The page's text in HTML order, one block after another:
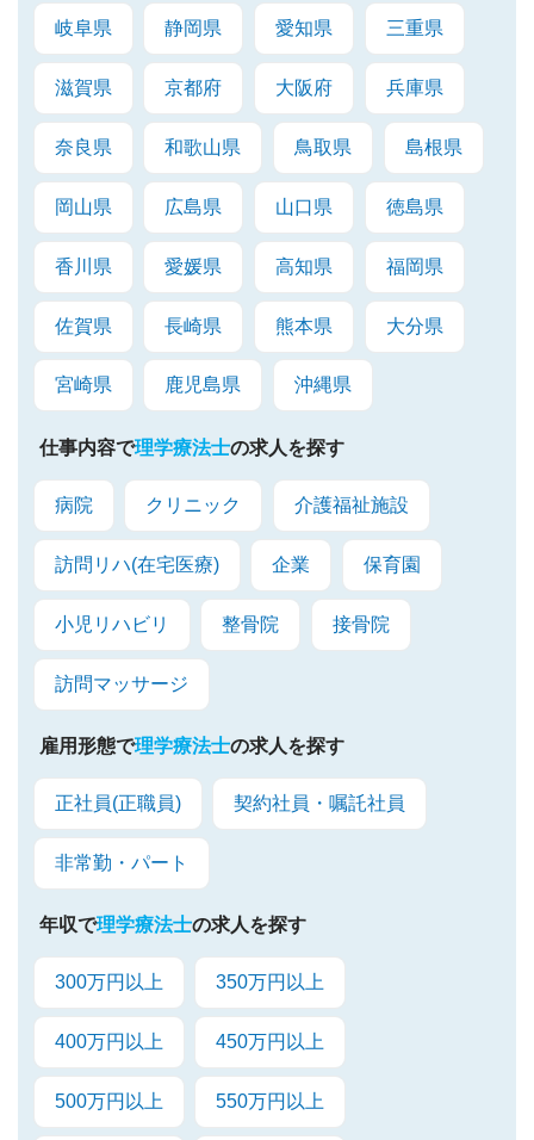
岐阜県 静岡県 愛知県 三重県
滋賀県 京都府 大阪府 兵庫県
奈良県 和歌山県 鳥取県 島根県
岡山県 広島県 山口県 徳島県
香川県 愛媛県 高知県 福岡県
佐賀県 長崎県 熊本県 大分県
宮崎県 鹿児島県 沖縄県
仕事内容で理学療法士の求人を探す
病院 クリニック 介護福祉施設
訪問リハ(在宅医療) 企業 保育園
小児リハビリ 整骨院 接骨院
訪問マッサージ
雇用形態で理学療法士の求人を探す
正社員(正職員) 契約社員・嘱託社員
非常勤・パート
年収で理学療法士の求人を探す
300万円以上 350万円以上
400万円以上 450万円以上
500万円以上 550万円以上